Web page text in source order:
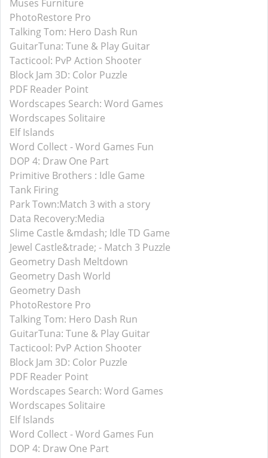
Muses Furniture
PhotoRestore Pro
Talking Tom: Hero Dash Run
GuitarTuna: Tune & Play Guitar
Tacticool: PvP Action Shooter
Block Jam 3D: Color Puzzle
PDF Reader Point
Wordscapes Search: Word Games
Wordscapes Solitaire
Elf Islands
Word Collect - Word Games Fun
DOP 4: Draw One Part
Primitive Brothers : Idle Game
Tank Firing
Park Town:Match 3 with a story
Data Recovery:Media
Slime Castle &mdash; Idle TD Game
Jewel Castle&trade; - Match 3 Puzzle
Geometry Dash Meltdown
Geometry Dash World
Geometry Dash
PhotoRestore Pro
Talking Tom: Hero Dash Run
GuitarTuna: Tune & Play Guitar
Tacticool: PvP Action Shooter
Block Jam 3D: Color Puzzle
PDF Reader Point
Wordscapes Search: Word Games
Wordscapes Solitaire
Elf Islands
Word Collect - Word Games Fun
DOP 4: Draw One Part